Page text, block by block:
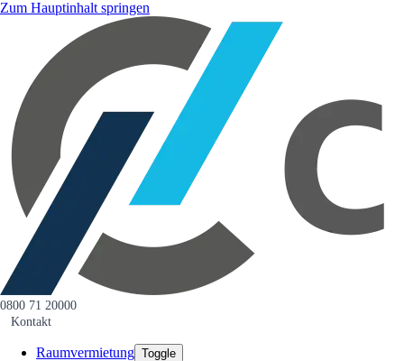
Zum Hauptinhalt springen
0800 71 20000
Kontakt
Raumvermietung Toggle